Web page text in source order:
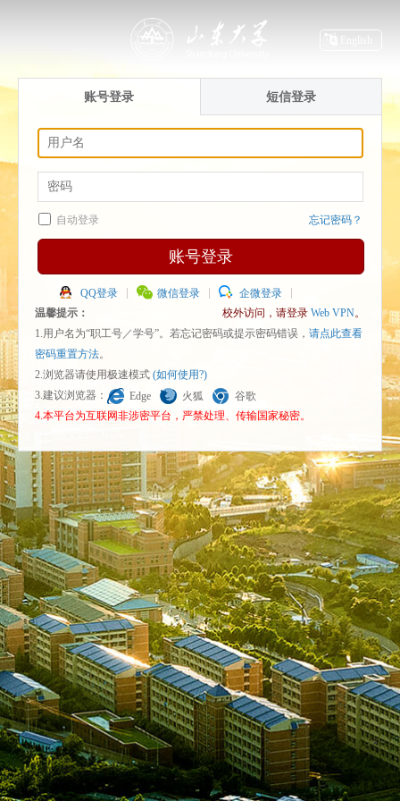
账号登录 短信登录
自动登录 忘记密码？
账号登录
QQ登录 微信登录
企微登录
温馨提示：
校外访问，请登录 Web VPN。
1.用户名为“职工号／学号”。若忘记密码或提示密码错误， 请点此查看
密码重置方法。
2.浏览器请使用极速模式 (如何使用?)
3.建议浏览器：
Edge 火狐
谷歌
4.本平台为互联网非涉密平台，严禁处理、传输国家秘密。